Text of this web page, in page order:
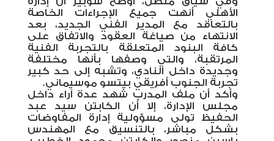
الأهلي أنهت جميع الإجراءات الخاصة
بالتعاقد مع المدير الفني الجديد، بعد
الانتهاء من صياغة العقود والاتفاق على
كافة البنود المتعلقة بالتجربة الفنية
المرتقبة، والتي وصفها بأنها مختلفة
وجديدة داخل النادي، وتشبه إلى حد كبير
تجربة الجنوب أفريقي بيتسو موسيماني.
وأكد أن ملف المدرب شهد عدة آراء داخل
مجلس الإدارة، إلا أن الكابتن سيد عبد
الحفيظ تولى مسؤولية إدارة المفاوضات
بشكل مباشر، بالتنسيق مع المهندس